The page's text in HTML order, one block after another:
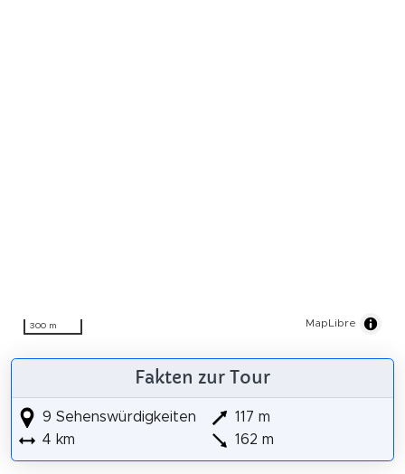
300 m MapLibre
Fakten zur Tour
9 Sehenswürdigkeiten
4 km
117 m
162 m